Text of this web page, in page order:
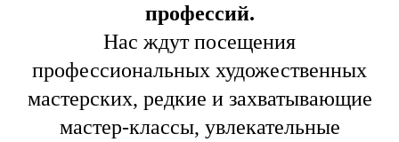
профессий.
Нас ждут посещения
профессиональных художественных
мастерских, редкие и захватывающие
мастер-классы, увлекательные